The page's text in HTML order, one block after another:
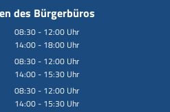
des Bürgerbüros
08:30- 12:00 Uhr
Von 08:30 bis 12:00 Uhr
14:00- 18:00 Uhr
Von 14:00 bis 18:00 Uhr
08:30- 12:00 Uhr
Von 08:30 bis 12:00 Uhr
14:00- 15:30 Uhr
Von 14:00 bis 15:30 Uhr
08:30- 12:00 Uhr
Von 08:30 bis 12:00 Uhr
14:00- 15:30 Uhr